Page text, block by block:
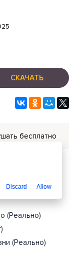
СКАЧАТЬ
бесплатно
(Реально)
(Реально)
Discard Allow